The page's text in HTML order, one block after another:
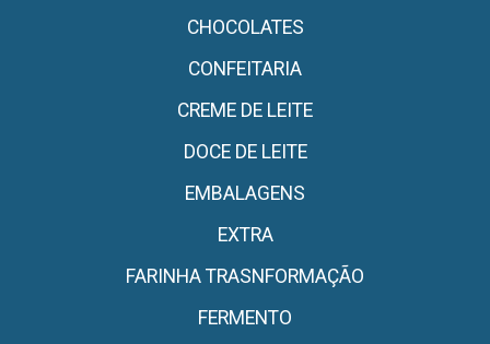
CHOCOLATES
CONFEITARIA
CREME DE LEITE
DOCE DE LEITE
EMBALAGENS
EXTRA
FARINHA TRASNFORMAÇÃO
FERMENTO